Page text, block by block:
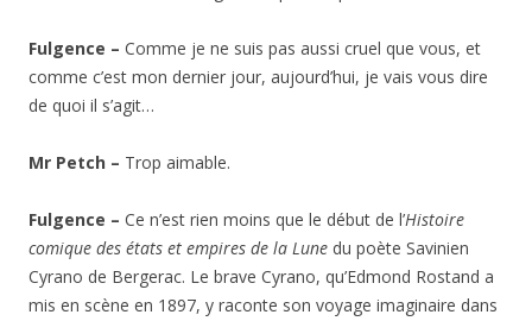
Fulgence – Comme je ne suis pas aussi cruel que vous, et
comme c’est mon dernier jour, aujourd’hui, je vais vous dire
de quoi il s’agit…
Mr Petch – Trop aimable.
Fulgence – Ce n’est rien moins que le début de l’Histoire
comique des états et empires de la Lune du poète Savinien
Cyrano de Bergerac. Le brave Cyrano, qu’Edmond Rostand a
mis en scène en 1897, y raconte son voyage imaginaire dans